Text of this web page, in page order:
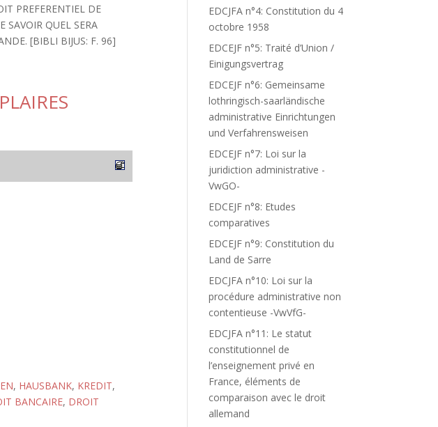
PREFERENTIEL DE
SAVOIR QUEL SERA
[BIBLI BIJUS: F. 96]
, HAUSBANK, KREDIT,
BANCAIRE, DROIT
EDCJFA n°4: Constitution du 4
octobre 1958
EDCEJF n°5: Traité d’Union /
Einigungsvertrag
EDCEJF n°6: Gemeinsame
lothringisch-saarländische
administrative Einrichtungen
und Verfahrensweisen
EDCEJF n°7: Loi sur la
juridiction administrative -
VwGO-
EDCEJF n°8: Etudes
comparatives
EDCEJF n°9: Constitution du
Land de Sarre
EDCJFA n°10: Loi sur la
procédure administrative non
contentieuse -VwVfG-
EDCJFA n°11: Le statut
constitutionnel de
l’enseignement privé en
France, éléments de
comparaison avec le droit
allemand